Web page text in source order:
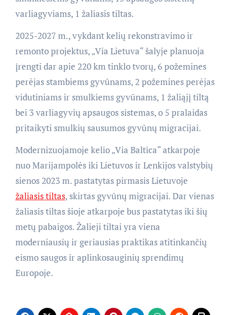
varliagyviams, 1 žaliasis tiltas.
2025-2027 m., vykdant kelių rekonstravimo ir
remonto projektus, „Via Lietuva“ šalyje planuoja
įrengti dar apie 220 km tinklo tvorų, 6 požemines
perėjas stambiems gyvūnams, 2 požemines perėjas
vidutiniams ir smulkiems gyvūnams, 1 žaliąjį tiltą
bei 3 varliagyvių apsaugos sistemas, o 5 pralaidas
pritaikyti smulkių sausumos gyvūnų migracijai.
Modernizuojamoje kelio „Via Baltica“ atkarpoje
nuo Marijampolės iki Lietuvos ir Lenkijos valstybių
sienos 2023 m. pastatytas pirmasis Lietuvoje
žaliasis tiltas, skirtas gyvūnų migracijai. Dar vienas
žaliasis tiltas šioje atkarpoje bus pastatytas iki šių
metų pabaigos. Žalieji tiltai yra viena
moderniausių ir geriausias praktikas atitinkančių
eismo saugos ir aplinkosauginių sprendimų
Europoje.